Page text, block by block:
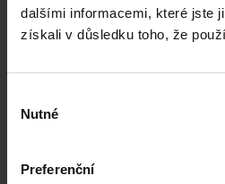
dalšími informacemi, které jste
získali v důsledku toho, že
souhlasu
Nutné
Preferenční
info
V případě, že sek těžbě
(případně ztráty),